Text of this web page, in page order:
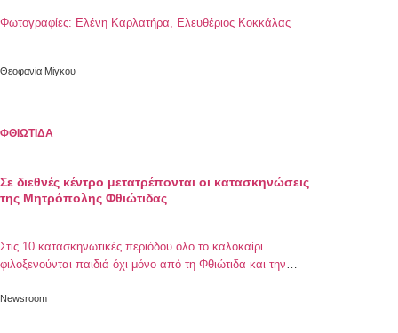
Φωτογραφίες: Ελένη Καρλατήρα, Ελευθέριος Κοκκάλας
Θεοφανία Μίγκου
ΦΘΙΩΤΙΔΑ
Σε διεθνές κέντρο μετατρέπονται οι κατασκηνώσεις
της Μητρόπολης Φθιώτιδας
Στις 10 κατασκηνωτικές περιόδου όλο το καλοκαίρι
φιλοξενούνται παιδιά όχι μόνο από τη Φθιώτιδα και την
Αφρική.
Newsroom